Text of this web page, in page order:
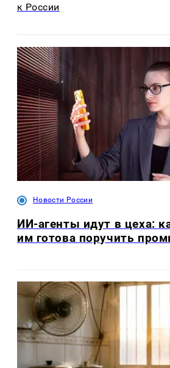
к России
Новости России
ИИ-агенты идут в цеха:
им готова поручить